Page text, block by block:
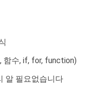
함수, if, for, function)
알 필요없습니다